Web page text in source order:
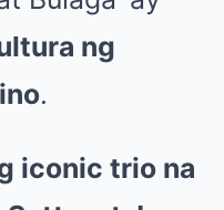
ng
.
iconic trio na